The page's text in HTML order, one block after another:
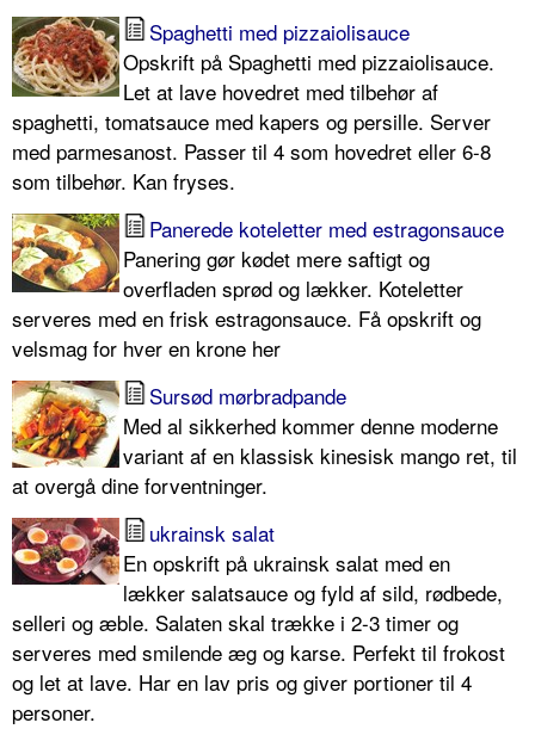
Spaghetti med pizzaiolisauce
Opskrift på Spaghetti med pizzaiolisauce.
Let at lave hovedret med tilbehør af
spaghetti, tomatsauce med kapers og persille. Server
med parmesanost. Passer til 4 som hovedret eller 6-8
som tilbehør. Kan fryses.
Panerede koteletter med estragonsauce
Panering gør kødet mere saftigt og
overfladen sprød og lækker. Koteletter
serveres med en frisk estragonsauce. Få opskrift og
velsmag for hver en krone her
Sursød mørbradpande
Med al sikkerhed kommer denne moderne
variant af en klassisk kinesisk mango ret, til
at overgå dine forventninger.
ukrainsk salat
En opskrift på ukrainsk salat med en
lækker salatsauce og fyld af sild, rødbede,
selleri og æble. Salaten skal trække i 2-3 timer og
serveres med smilende æg og karse. Perfekt til frokost
og let at lave. Har en lav pris og giver portioner til 4
personer.